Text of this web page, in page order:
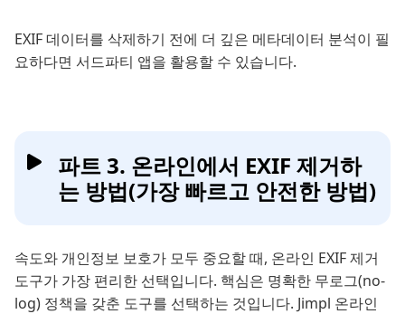
EXIF 데이터를 삭제하기 전에 더 깊은 메타데이터 분석이 필
요하다면 서드파티 앱을 활용할 수 있습니다.
파트 3. 온라인에서 EXIF 제거하
는 방법(가장 빠르고 안전한 방법)
속도와 개인정보 보호가 모두 중요할 때, 온라인 EXIF 제거
도구가 가장 편리한 선택입니다. 핵심은 명확한 무로그(no-
log) 정책을 갖춘 도구를 선택하는 것입니다. Jimpl 온라인